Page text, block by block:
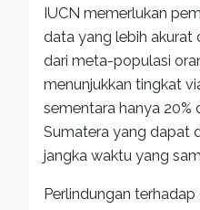
IUCN memerlukan
data yang lebih akurat
dari meta-populasi
menunjukkan tingkat
sementara hanya 20%
Sumatera yang dapat
jangka waktu yang
Perlindungan